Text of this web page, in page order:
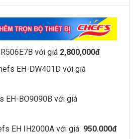
R506E7B với giá 2,800,000đ
EH-DW401D với giá
EH-BO9090B với giá
EH IH2000A với giá 950.000đ